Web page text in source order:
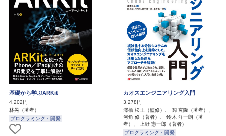
基礎から学ぶARKit
4,202円
林晃 （著者）
プログラミング・開発
カオスエンジニアリング入門
3,278円
澤橋 松王 （監修）、 関 克隆 （著者）、
河角 修 （著者）、 鈴木 洋一朗 （著
者）、
上野 憲一郎 （著者）
プログラミング・開発